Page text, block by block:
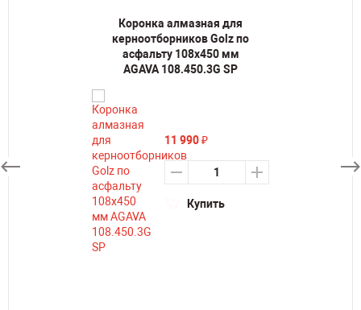
Коронка алмазная для
керноотборников Golz по
асфальту 108х450 мм
AGAVA 108.450.3G SP
11 990₽
Купить